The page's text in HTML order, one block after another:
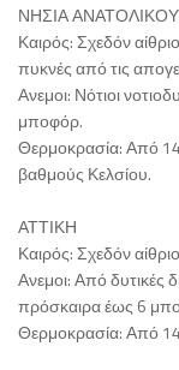
ΝΗΣΙΑ
Καιρός: Σχεδόν
πυκνές από τις
Ανεμοι: Νότιοι
μποφόρ.
Θερμοκρασία: Από
βαθμούς Κελσίου.
ΑΤΤΙΚΗ
Καιρός: Σχεδόν
Ανεμοι: Από δυτικές
πρόσκαιρα έως 6
Θερμοκρασία: Από